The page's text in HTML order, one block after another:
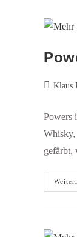
Klaus
Powers
Whisky,
gefärbt,